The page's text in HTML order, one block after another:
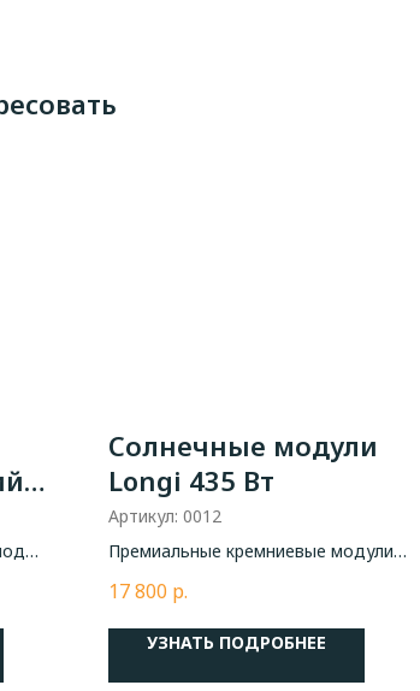
Солнечные модули
Longi 435 Вт
Артикул: 0012
Премиальные кремниевые модули
поставщиков
17 800 р.
УЗНАТЬ ПОДРОБНЕЕ